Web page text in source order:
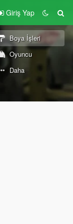
Giriş Yap
Boya İşleri
Oyuncu
Daha